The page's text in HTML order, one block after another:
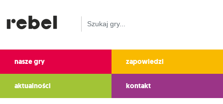
nasze gry zapowiedzi
aktualności kontakt